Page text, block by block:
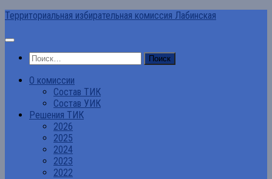
Перейти
содержимому
Территориальная избирательная комиссия Лабинская
Найти:
О комиссии
Состав ТИК
Состав УИК
Решения ТИК
2026
2025
2024
2023
2022